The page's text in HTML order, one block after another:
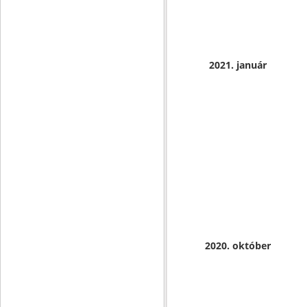
2021. január
2020. október